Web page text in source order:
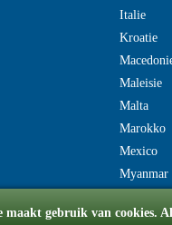
maakt gebruik van cookies.
Italie
Kroatie
Maleisie
Malta
Marokko
Mexico
Myanmar
© Copyright